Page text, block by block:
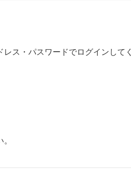
ス・パスワードでログインしてく